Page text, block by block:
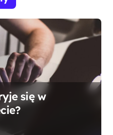
się w